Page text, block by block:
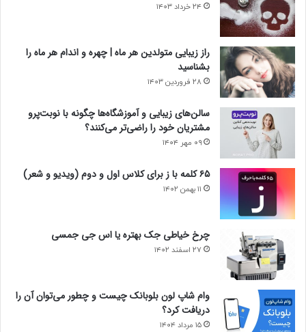
۲۴ خرداد ۱۴۰۳
راز زیبایی متولدین هر ماه | چهره و اندام هر ماه را
بشناسید
۲۸ فروردین ۱۴۰۳
سالن‌های زیبایی و آموزشگاه‌ها چگونه با نوبت‌پرو
مشتریان خود را راضی‌تر می‌کنند؟
۰۹ مهر ۱۴۰۴
۶۵ کلمه با ز برای کلاس اول و دوم (ویدیو و شعر)
۱۱ بهمن ۱۴۰۲
چرخ خیاطی جک بهتره یا اس جی جمسی
۲۷ اسفند ۱۴۰۲
وام شاپ لون بلوبانک چیست و چطور می‌توان آن را
دریافت کرد؟
۱۵ مرداد ۱۴۰۴